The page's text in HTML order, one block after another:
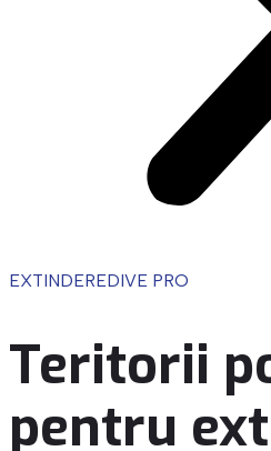
EXTINDEREDIVE PRO
Teritorii
pentru